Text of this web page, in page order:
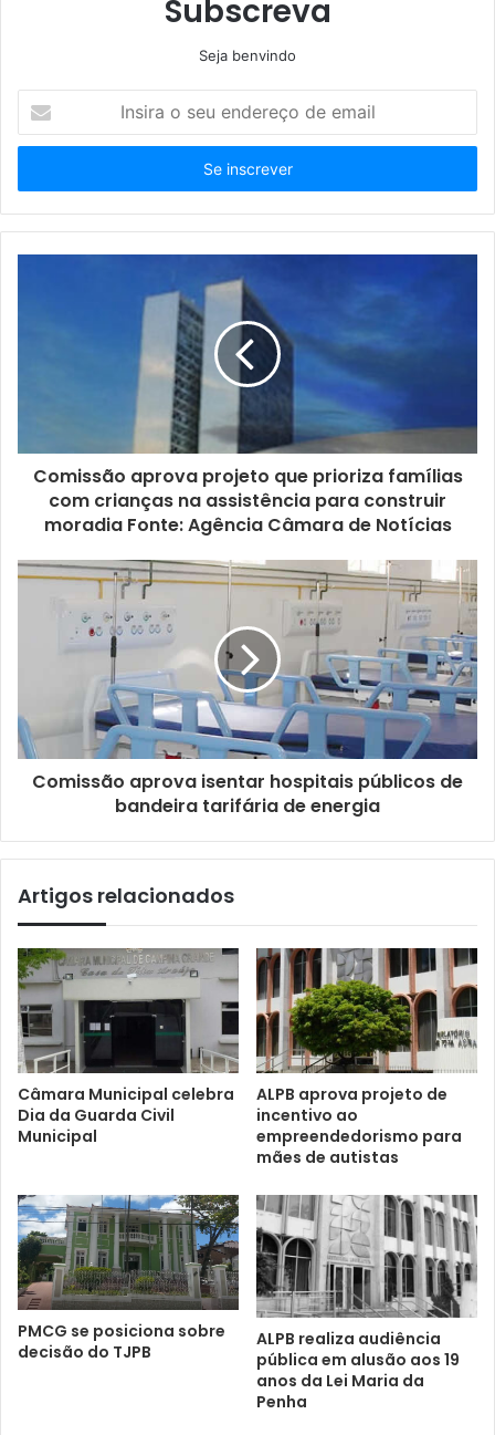
Subscreva
Seja benvindo
seu
de
email
Comissão aprova projeto que prioriza famílias
com crianças na assistência para construir
moradia Fonte: Agência Câmara de Notícias
Comissão aprova isentar hospitais públicos de
bandeira tarifária de energia
Artigos relacionados
Câmara Municipal celebra
Dia da Guarda Civil
Municipal
ALPB aprova projeto de
incentivo ao
empreendedorismo para
mães de autistas
PMCG se posiciona sobre
decisão do TJPB
ALPB realiza audiência
pública em alusão aos 19
anos da Lei Maria da
Penha